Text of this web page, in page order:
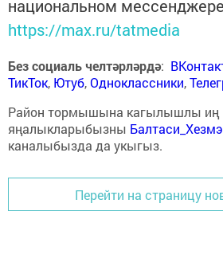
национальном
https://max.ru/tatmedia
Без социаль челтәрләрдә:
ТикТок, Ютуб,Одноклассники,
Район тормышына кагылышлы иң
яңалыкларыбызны
каналыбызда да укыгыз.
Перейти на страницу